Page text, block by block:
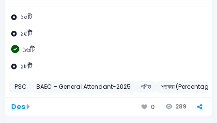
১০টি
১৫টি
১৬টি
১৮টি
PSC BAEC – General Attendant-2025 গণিত শতকরা (Percentage)
Des 0 289